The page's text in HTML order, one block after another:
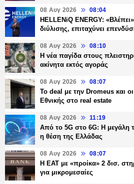
08 Αυγ 2026 08:04
HELLENiQ ENERGY:
διύλισης, επιταχύνει
08 Αυγ 2026 08:10
Η νέα παγίδα στους
ακίνητα εκτός αγοράς
08 Αυγ 2026 08:07
Το deal με την Dromeus και
Εθνικής στο real estate
08 Αυγ 2026 11:19
Από το 5G στο 6G: Η μεγάλη
η θέση της Ελλάδας
08 Αυγ 2026 08:07
Η ΕΑΤ με «προίκα» 2 δισ.
για μικρομεσαίες